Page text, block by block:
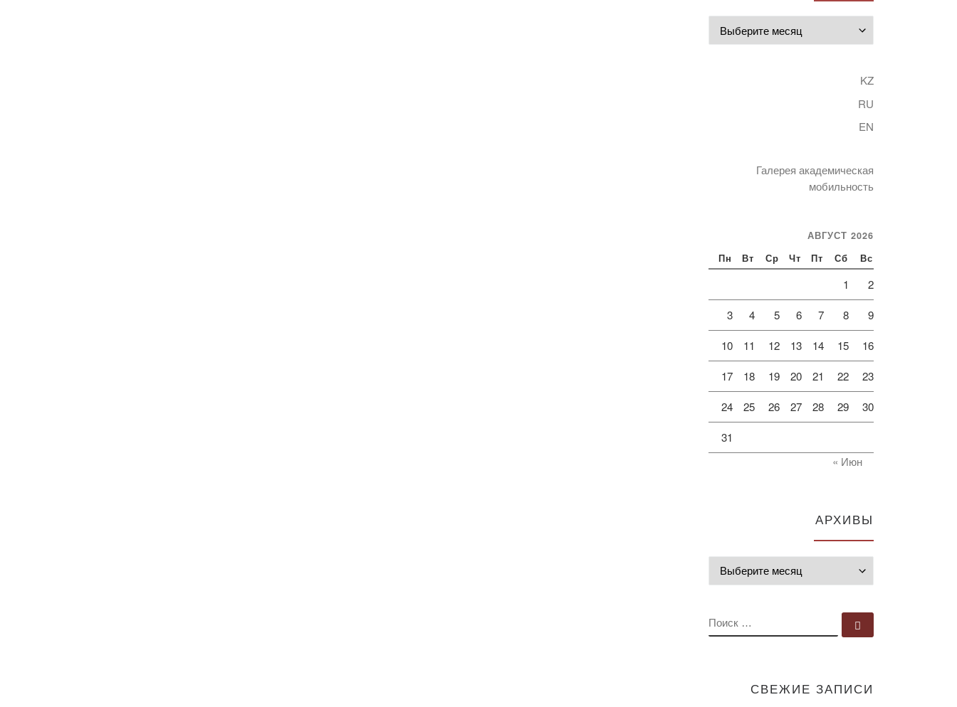
KZ
RU
EN
Галерея академическая
мобильность
АВГУСТ 2026
Пн Вт Ср Чт Пт Сб Вс
1 2
3 4 5 6 7 8 9
10 11 12 13 14 15 16
17 18 19 20 21 22 23
24 25 26 27 28 29 30
31
« Июн
АРХИВЫ
ПОИСК
СВЕЖИЕ ЗАПИСИ